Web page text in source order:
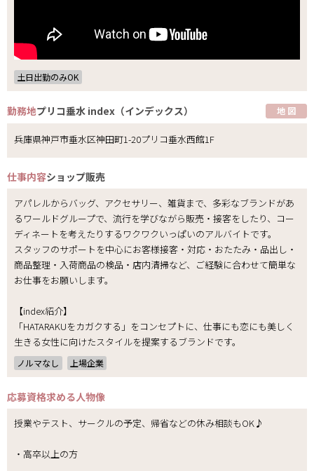
土日出勤のみOK
勤務地プリコ垂水 index（インデックス） 地 図
兵庫県神戸市垂水区神田町1-20プリコ垂水西館1F
仕事内容ショップ販売
アパレルからバッグ、アクセサリー、雑貨まで、多彩なブランドがあ
るワールドグループで、流行を学びながら販売・接客をしたり、コー
ディネートを考えたりするワクワクいっぱいのアルバイトです。
スタッフのサポートを中心にお客様接客・対応・おたたみ・品出し・
商品整理・入荷商品の検品・店内清掃など、ご経験に合わせて簡単な
お仕事をお願いします。
【index紹介】
「HATARAKUをカガクする」をコンセプトに、仕事にも恋にも美しく
生きる女性に向けたスタイルを提案するブランドです。
ノルマなし 上場企業
応募資格求める人物像
授業やテスト、サークルの予定、帰省などの休み相談もOK♪
・高卒以上の方